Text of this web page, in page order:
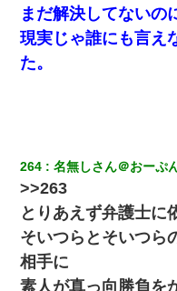
友人「酒の勢いで女先輩を
「…」
を職場で愚痴ったら、同僚
【ワロタ】姉から「肉食系
け」というタイトルで画像
何年か前に妹は離婚してい
かったため妹有責での離婚
まだ解決してないの
現実じゃ誰にも言え
た。
264 名無しさん＠おーぷ
>>263
とりあえず弁護士に
そいつらとそいつら
相手に
素人が真っ向勝負を